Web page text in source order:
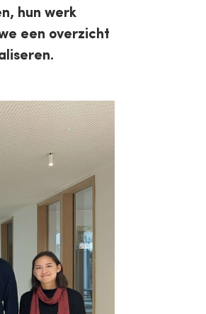
hun werk
een overzicht